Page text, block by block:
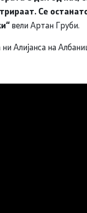
Се
вели Артан Груби.
Алијанса на